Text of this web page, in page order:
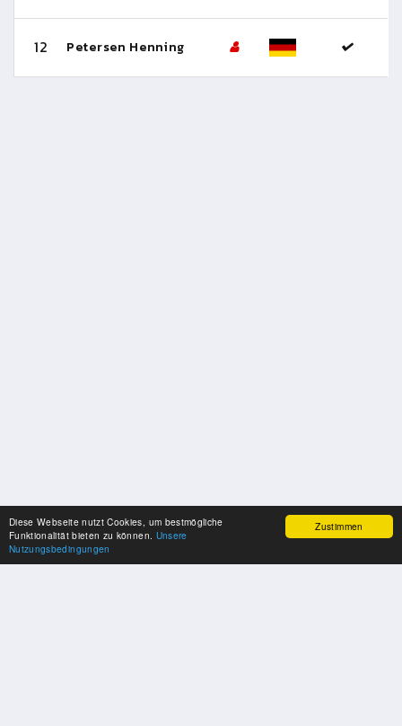
Zustimmen
Diese Webseite nutzt Cookies, um bestmögliche
Funktionalität bieten zu können. Unsere
Nutzungsbedingungen
12 Petersen Henning